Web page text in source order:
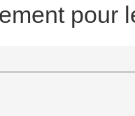
pour